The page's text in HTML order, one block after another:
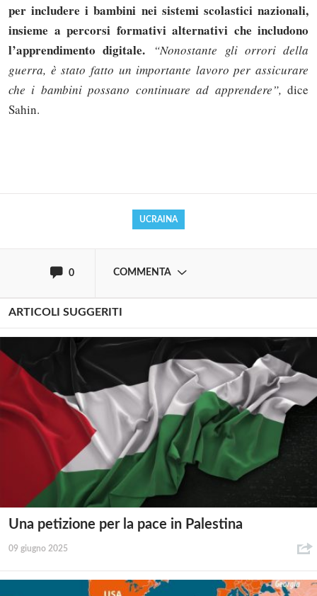
per includere i bambini nei sistemi scolastici nazionali,
insieme a percorsi formativi alternativi che includono
l’apprendimento digitale.
“Nonostante gli orrori della
guerra, è stato fatto un importante lavoro per assicurare
che i bambini possano continuare ad apprendere”, dice
Sahin.
UCRAINA
0 COMMENTA
Solo gli utenti registrati possono
ARTICOLI SUGGERITI
Una petizione per la pace in Palestina
09 giugno 2025